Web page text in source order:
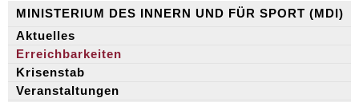
MINISTERIUM DES INNERN UND FÜR SPORT (MDI)
Aktuelles
Erreichbarkeiten
Krisenstab
Veranstaltungen